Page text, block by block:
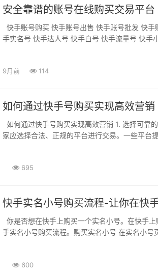
安全靠谱的账号在线购买交易平台
手实名号 快手达人号 快手白号 快手流量号 快手
9月前 114
如何通过快手号购买实现高效营销
家应选择合法、正规的平台进行交易。一些平台
695
快手实名小号购买流程-让你在快
手实名小号购买流程。购买实名小号 在实名小号
600